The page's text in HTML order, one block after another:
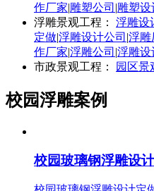
作厂家|雕塑公司 |雕塑设
浮雕景观工程：
浮雕设
定做|浮雕设计公司 |浮雕
作厂家|浮雕公司 |浮雕设
市政景观工程：
园区景
校园浮雕案例
校园玻璃钢浮雕设